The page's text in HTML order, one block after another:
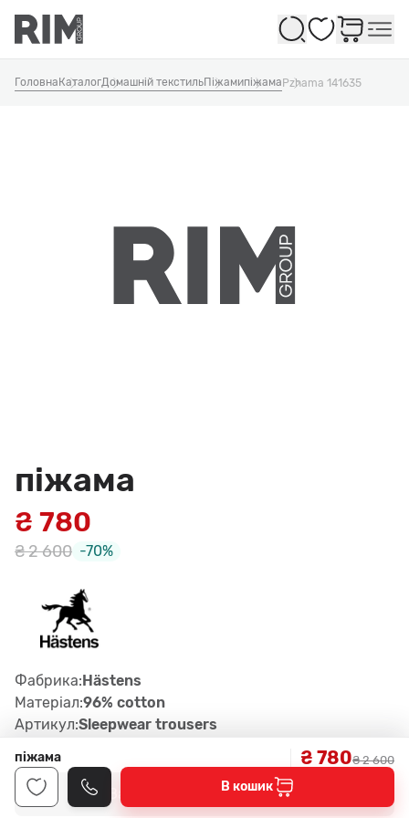
Обране
Головна КаталогДомашній текстильПіжамипіжамаPzhama 141635
піжама
₴ 780
₴ 2 600 -70%
Фабрика:Hästens
Матеріал:96% cotton
Артикул:Sleepwear trousers
Замовити консультацію
піжама ₴ 780₴ 2 600
В кошик